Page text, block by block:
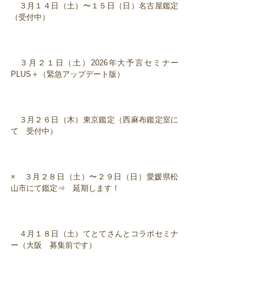
３月１４日（土）〜１５日（日）名古屋鑑定
（受付中）
３月２１日（土）2026年大予言セミナー
PLUS＋（緊急アップデート版）
３月２６日（木）東京鑑定（西麻布鑑定室に
て 受付中）
× ３月２８日（土）〜２９日（日）愛媛県松
山市にて鑑定⇒ 延期します！
４月１８日（土）てとてさんとコラボセミナ
ー（大阪 募集前です）